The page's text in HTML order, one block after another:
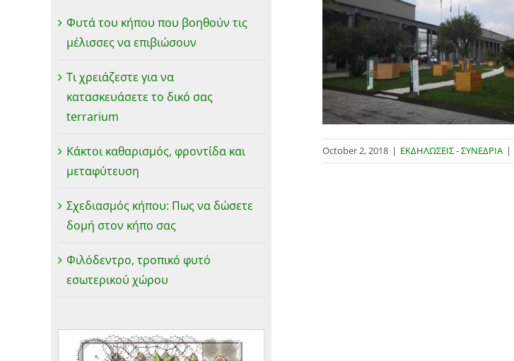
October 2, 2018 | ΕΚΔΗΛΩΣΕΙΣ - ΣΥΝΕΔΡΙΑ |
Φυτά του κήπου που βοηθούν τις
μέλισσες να επιβιώσουν
Τι χρειάζεστε για να
κατασκευάσετε το δικό σας
terrarium
Κάκτοι καθαρισμός, φροντίδα και
μεταφύτευση
Σχεδιασμός κήπου: Πως να δώσετε
δομή στον κήπο σας
Φιλόδεντρο, τροπικό φυτό
εσωτερικού χώρου